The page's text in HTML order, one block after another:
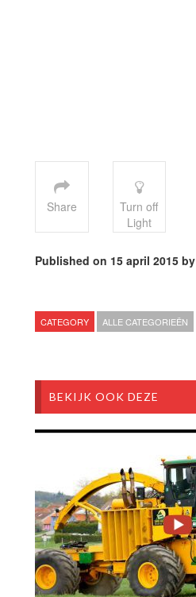
Share
Turn off
Light
Published on 15 april 2015 by
CATEGORY ALLE CATEGORIEËN
BEKIJK OOK DEZE